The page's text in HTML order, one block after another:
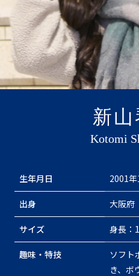
新山
Kotomi
生年月日 2001
出身 大阪府
サイズ 身長：
趣味・特技
ソフト
き、ボ